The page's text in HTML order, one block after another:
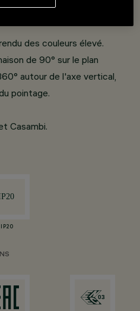
lumineuse et angle
des couleurs élevé.
de 90° sur le plan
autour de l'axe vertical,
pointage.
Casambi.
IP20